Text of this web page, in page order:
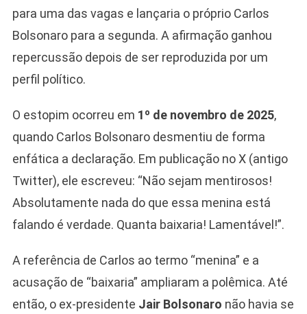
para uma das vagas e lançaria o próprio Carlos
Bolsonaro para a segunda. A afirmação ganhou
repercussão depois de ser reproduzida por um
perfil político.
O estopim ocorreu em 1º de novembro de 2025,
quando Carlos Bolsonaro desmentiu de forma
enfática a declaração. Em publicação no X (antigo
Twitter), ele escreveu: “Não sejam mentirosos!
Absolutamente nada do que essa menina está
falando é verdade. Quanta baixaria! Lamentável!”.
A referência de Carlos ao termo “menina” e a
acusação de “baixaria” ampliaram a polêmica. Até
então, o ex-presidente Jair Bolsonaro não havia se